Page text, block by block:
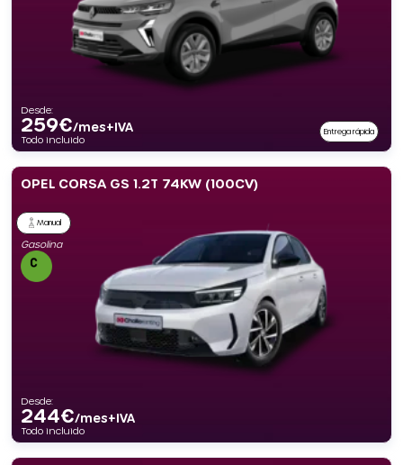
Desde:
259€/mes+IVA
Todo incluido
Entrega rápida
OPEL CORSA GS 1.2T 74KW (100CV)
Manual
Gasolina
Desde:
244€/mes+IVA
Todo incluido